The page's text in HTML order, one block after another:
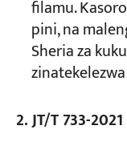
filamu.
pini, na
Sheria za
2. JT/T 733-